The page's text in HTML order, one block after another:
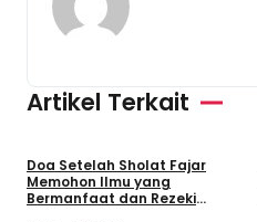
Artikel Terkait
Doa Setelah Sholat Fajar
Memohon Ilmu yang
Bermanfaat dan Rezeki